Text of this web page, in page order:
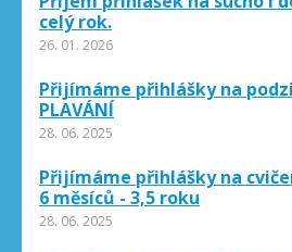
celý rok.
26. 01. 2026
Přijímáme přihlášky na
PLAVÁNÍ
28. 06. 2025
Přijímáme přihlášky na
6 měsíců - 3,5 roku
28. 06. 2025